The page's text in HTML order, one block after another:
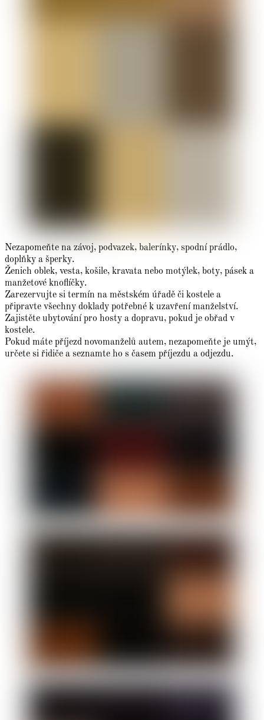
Nezapomeňte na závoj, podvazek, balerínky, spodní prádlo,
doplňky a šperky.
Ženich oblek, vesta, košile, kravata nebo motýlek, boty, pásek a
manžetové knoflíčky.
Zarezervujte si termín na městském úřadě či kostele a
připravte všechny doklady potřebné k uzavření manželství.
Zajistěte ubytování pro hosty a dopravu, pokud je obřad v
kostele.
Pokud máte příjezd novomanželů autem, nezapomeňte je umýt,
určete si řidiče a seznamte ho s časem příjezdu a odjezdu.